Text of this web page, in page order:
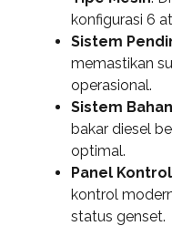
konfigurasi 6
Sistem
memastikan
operasional.
Sistem
bakar diesel
optimal.
Panel Kontrol
kontrol
status genset.